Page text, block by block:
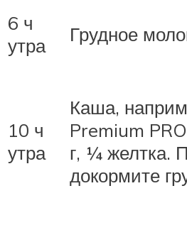
6 ч
утра
Грудное
10 ч
утра
Каша,
Premium
г, ¼ желтка.
докормите